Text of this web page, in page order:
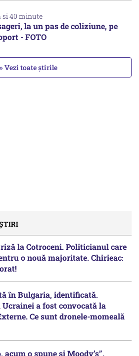
si 40 minute
la un pas de coliziune, pe
- FOTO
» Vezi toate știrile
la Cotroceni. Politicianul care
o nouă majoritate. Chirieac:
în Bulgaria, identificată.
Ucrainei a fost convocată la
Ce sunt dronele-momeală
acum o spune și Moody’s”.